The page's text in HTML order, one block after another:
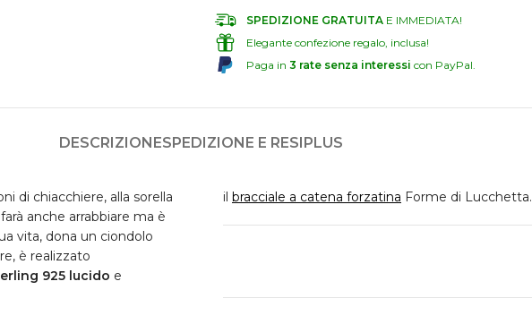
SPEDIZIONE GRATUITA E IMMEDIATA!​
Elegante confezione regalo, inclusa!
Paga in3 rate senza interessi con PayPal.
DESCRIZIONESPEDIZIONE E RESIPLUS
di chiacchiere, alla sorella
anche arrabbiare ma è
vita, dona un ciondolo
è realizzato
925 lucido e
il bracciale a catena forzatina Forme di Lucchetta.